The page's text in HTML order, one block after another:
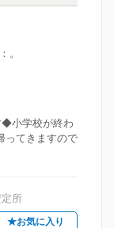
。
小学校が終わ
ってきますので
所
★お気に入り